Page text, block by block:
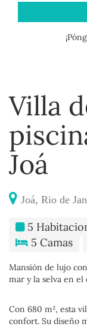
Villa
Joá
Joá, Rio de
5
5 Camas
Mansión de lujo
mar y la selva en el
Con 680 m², esta
confort. Su diseño